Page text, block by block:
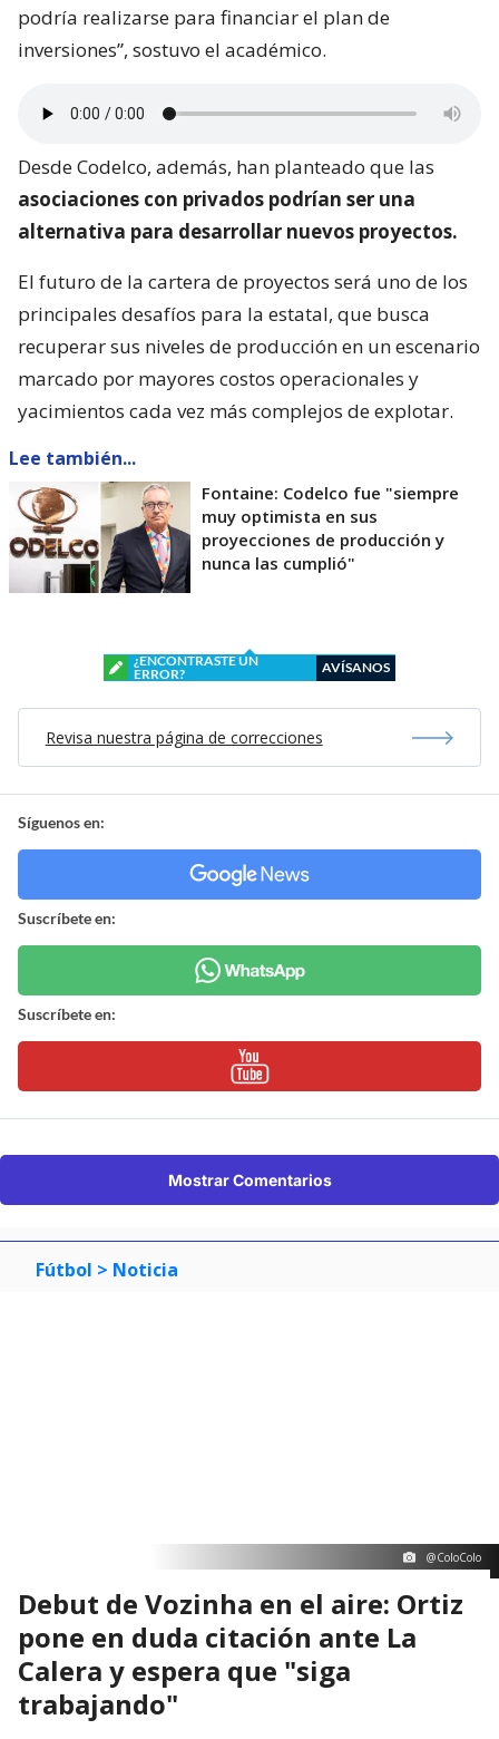
podría realizarse para financiar el plan de
inversiones”, sostuvo el académico.
Desde Codelco, además, han planteado que las
asociaciones con privados podrían ser una
alternativa para desarrollar nuevos proyectos.
El futuro de la cartera de proyectos será uno de los
principales desafíos para la estatal, que busca
recuperar sus niveles de producción en un escenario
marcado por mayores costos operacionales y
yacimientos cada vez más complejos de explotar.
Lee también...
Fontaine: Codelco fue "siempre
muy optimista en sus
proyecciones de producción y
nunca las cumplió"
¿ENCONTRASTE UN
ERROR?
AVÍSANOS
Revisa nuestra página de correcciones
Síguenos en:
Suscríbete en:
Suscríbete en:
Mostrar Comentarios
Fútbol > Noticia
@ColoColo
Debut de Vozinha en el aire: Ortiz
pone en duda citación ante La
Calera y espera que "siga
trabajando"